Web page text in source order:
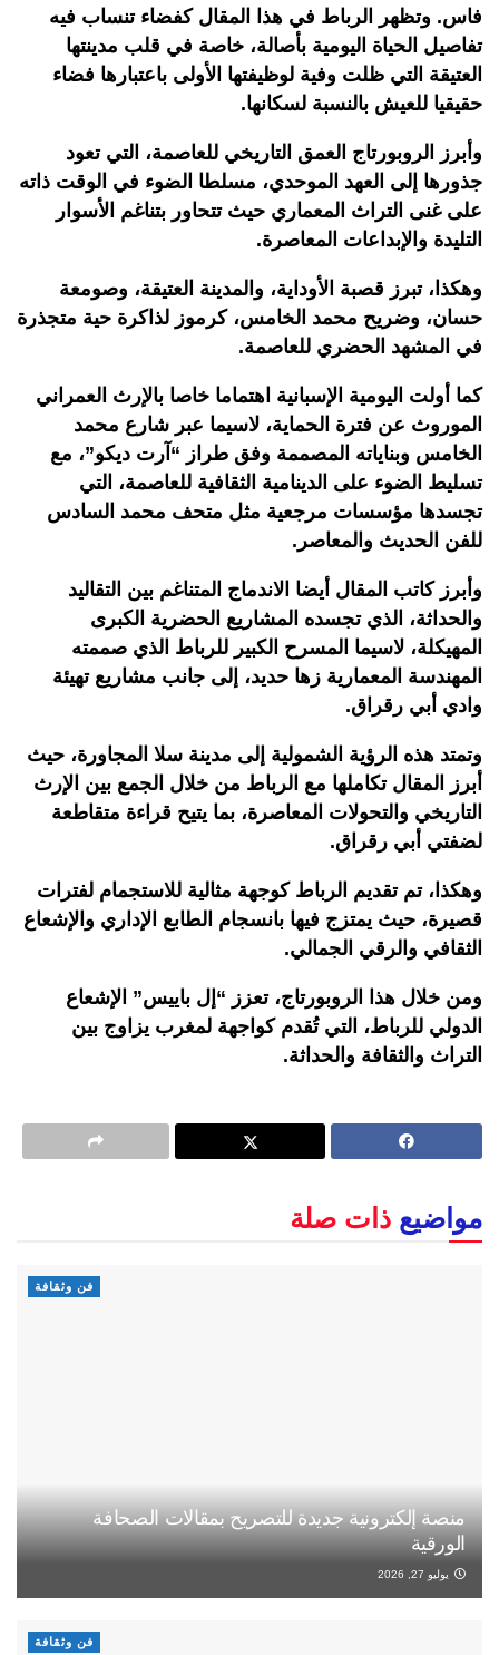
فاس. وتظهر الرباط في هذا المقال كفضاء تنساب فيه
تفاصيل الحياة اليومية بأصالة، خاصة في قلب مدينتها
العتيقة التي ظلت وفية لوظيفتها الأولى باعتبارها فضاء
حقيقيا للعيش بالنسبة لسكانها.
وأبرز الروبورتاج العمق التاريخي للعاصمة، التي تعود
جذورها إلى العهد الموحدي، مسلطا الضوء في الوقت ذاته
على غنى التراث المعماري حيث تتحاور بتناغم الأسوار
التليدة والإبداعات المعاصرة.
وهكذا، تبرز قصبة الأوداية، والمدينة العتيقة، وصومعة
حسان، وضريح محمد الخامس، كرموز لذاكرة حية متجذرة
في المشهد الحضري للعاصمة.
كما أولت اليومية الإسبانية اهتماما خاصا بالإرث العمراني
الموروث عن فترة الحماية، لاسيما عبر شارع محمد
الخامس وبناياته المصممة وفق طراز “آرت ديكو”، مع
تسليط الضوء على الدينامية الثقافية للعاصمة، التي
تجسدها مؤسسات مرجعية مثل متحف محمد السادس
للفن الحديث والمعاصر.
وأبرز كاتب المقال أيضا الاندماج المتناغم بين التقاليد
والحداثة، الذي تجسده المشاريع الحضرية الكبرى
المهيكلة، لاسيما المسرح الكبير للرباط الذي صممته
المهندسة المعمارية زها حديد، إلى جانب مشاريع تهيئة
وادي أبي رقراق.
وتمتد هذه الرؤية الشمولية إلى مدينة سلا المجاورة، حيث
أبرز المقال تكاملها مع الرباط من خلال الجمع بين الإرث
التاريخي والتحولات المعاصرة، بما يتيح قراءة متقاطعة
لضفتي أبي رقراق.
وهكذا، تم تقديم الرباط كوجهة مثالية للاستجمام لفترات
قصيرة، حيث يمتزج فيها بانسجام الطابع الإداري والإشعاع
الثقافي والرقي الجمالي.
ومن خلال هذا الروبورتاج، تعزز “إل باييس” الإشعاع
الدولي للرباط، التي تُقدم كواجهة لمغرب يزاوج بين
التراث والثقافة والحداثة.
مواضيع ذات صلة
فن وثقافة
منصة إلكترونية جديدة للتصريح بمقالات الصحافة
الورقية
يوليو 27, 2026
فن وثقافة